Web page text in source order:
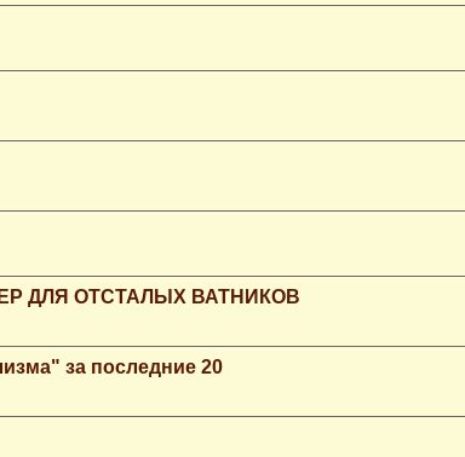
ДЛЯ ОТСТАЛЫХ ВАТНИКОВ
за последние 20